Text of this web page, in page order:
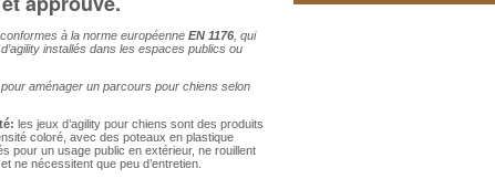
à la norme européenneEN 1176 , qui
installés dans les espaces publics ou
aménager un parcours pour chiens selon
les jeux d’agility pour chiens sont des produits
coloré, avec des poteaux en plastique
pour un usage public en extérieur, ne rouillent
ne nécessitent que peu d’entretien.